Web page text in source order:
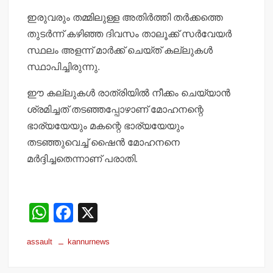
ഇരുവരും തമ്മിലുള്ള അതിര്‍ത്തി തര്‍ക്കത്തെ
തുടര്‍ന്ന് കഴിഞ്ഞ ദിവസം താലൂക്ക് സര്‍വേയര്‍
സ്ഥലം അളന്ന് മാര്‍ക്ക് ചെയ്ത് കല്ലുകള്‍
സ്ഥാപിച്ചിരുന്നു.
ഈ കല്ലുകള്‍ രാത്രിയില്‍ നീക്കം ചെയ്യാന്‍
ശ്രമിച്ചത് തടഞ്ഞപ്പോഴാണ് മോഹനന്റെ
ഭാര്യയേയും മകന്റെ ഭാര്യയേയും
തടഞ്ഞുവെച്ച് ഷൈന്‍ മോഹനനെ
മര്‍ദ്ദിച്ചതെന്നാണ് പരാതി.
W
at
F
c
assault kannurnews